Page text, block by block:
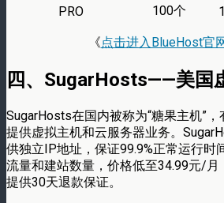
PRO
100个
《点击进入BlueHost官
四、SugarHosts——美国
SugarHosts在国内被称为“糖果主机”
提供虚拟主机和云服务器业务。
供独立IP地址，保证99.9%正常运行时
流量和建站数量，价格低至34.99元/
提供30天退款保证。